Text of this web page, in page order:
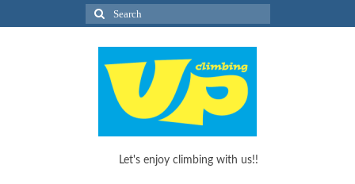
Search
for:
Let's enjoy climbing with us!!